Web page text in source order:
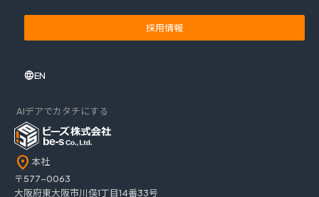
採用情報
EN
AIデアでカタチにする
location_on 本社
〒577-0063
大阪府東大阪市川俣1丁目14番33号